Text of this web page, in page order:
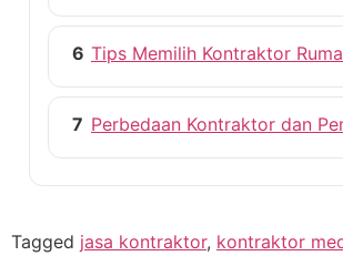
6 Tips Memilih Kontraktor
7 Perbedaan Kontraktor dan
Tagged jasa kontraktor, kontraktor